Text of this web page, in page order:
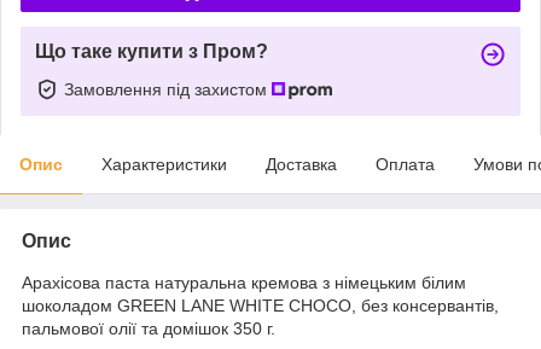
Що таке купити з Пром?
Замовлення під захистом
Опис Характеристики Доставка Оплата Умови
Опис
Арахісова паста натуральна кремова з німецьким білим
шоколадом GREEN LANE WHITE CHOCO, без консервантів,
пальмової олії та домішок 350 г.